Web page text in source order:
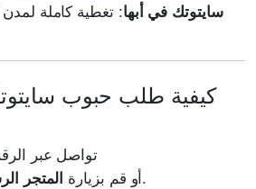
سايتوتك في أبها: تغطية كاملة
كيفية طلب حبوب
تواصل عبر
أو قم بزيارة المتجر
لتأكيد طلبك.